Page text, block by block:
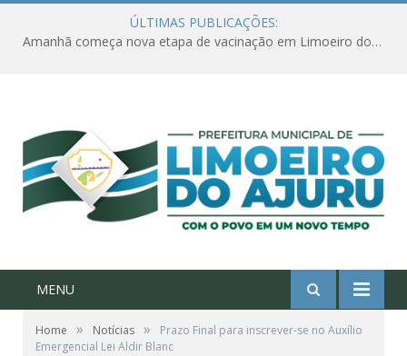
ÚLTIMAS PUBLICAÇÕES:
Amanhã começa nova etapa de vacinação em Limoeiro do Ajuru para idosos com 65 ou mais
MENU
Home » Notícias »
Prazo Final para inscrever-se no Auxílio
Emergencial Lei Aldir Blanc